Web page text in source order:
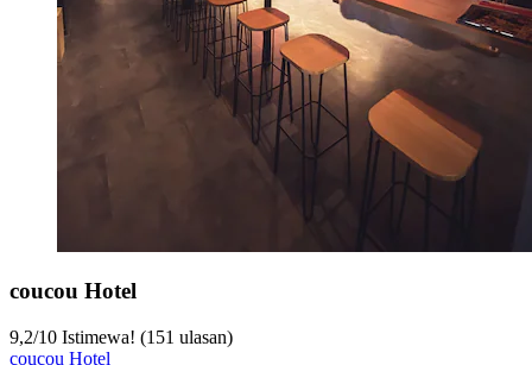
coucou Hotel
9,2/10 Istimewa! (151 ulasan)
coucou Hotel